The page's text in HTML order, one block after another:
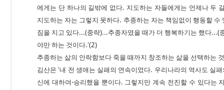
에게는 단 하나의 길밖에 없다. 지도하는 자들에게는 언제나 두
지도하는 자는 그렇지 못하다. 추종하는 자는 책임없이 행동할
짐을 지고 있다...(중략)...추종자였을 때가 더 행복하기는 했다...(
야만 하는 것이다.'(2)
추종하는 삶의 안락함보다 죽을 때까지 창조하는 삶을 선택하는
김산은 '내 전 생애는 실패의 연속이었다. 우리나라의 역사도 실
신에 대하여-승리했을 뿐이다. 그렇지만 계속 전진할 수 있다는